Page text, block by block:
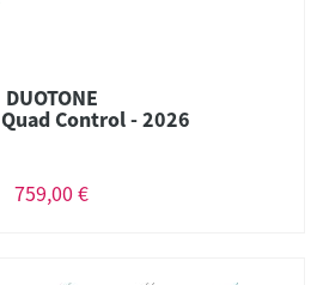
DUOTONE
Control - 2026
759,00 €